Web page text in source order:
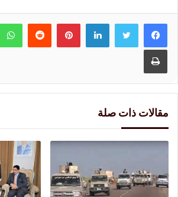
لينكدإنبينتيريست
طباعة
مقالات ذات صلة